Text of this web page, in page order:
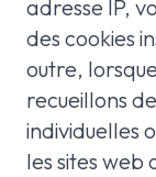
adresse IP,
des cookies
outre,
recueillons
individuelles
les sites web